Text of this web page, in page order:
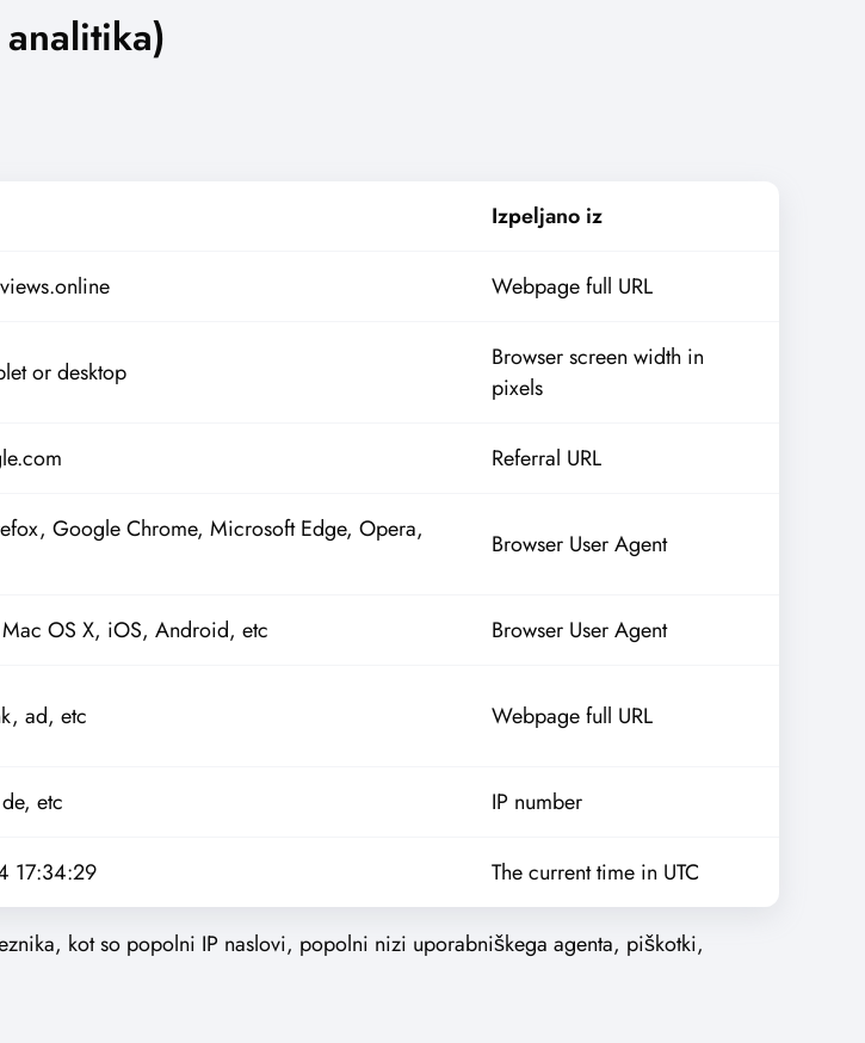
Izpeljano iz
Webpage full URL
or desktop
Browser screen width in
pixels
Referral URL
Google Chrome, Microsoft Edge, Opera,
Browser User Agent
OS X, iOS, Android, etc Browser User Agent
ad, etc Webpage full URL
etc IP number
17:34:29 The current time in UTC
kot so popolni IP naslovi, popolni nizi uporabniškega agenta, piškotki,